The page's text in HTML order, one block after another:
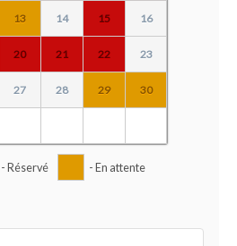
13 14 15 16
20 21 22 23
27 28 29 30
- Réservé - En attente